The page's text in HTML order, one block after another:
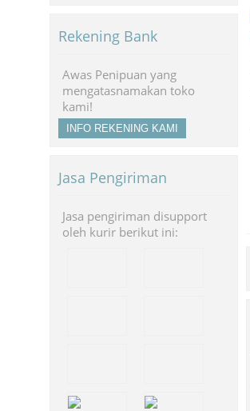
Rekening Bank
Awas Penipuan yang
mengatasnamakan toko
kami!
INFO REKENING KAMI
Jasa Pengiriman
Jasa pengiriman disupport
oleh kurir berikut ini: